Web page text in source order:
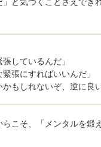
しているんだ」
張にすればいいんだ」
かもしれないぞ、逆に良
こそ、「メンタルを鍛